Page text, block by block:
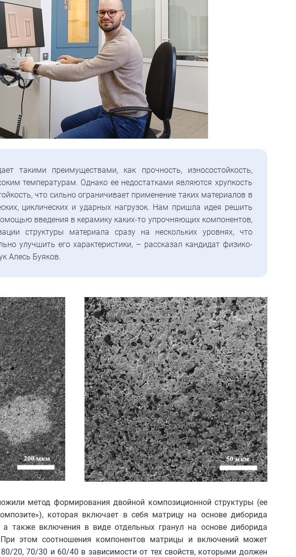
такими преимуществами, как прочность, износостойкость,
температурам. Однако ее недостатками являются хрупкость
что сильно ограничивает применение таких материалов в
циклических и ударных нагрузок. Нам пришла идея решить
введения в керамику каких-то упрочняющих компонентов,
структуры материала сразу на нескольких уровнях, что
улучшить его характеристики, – рассказал кандидат физико-
Алесь Буяков.
метод формирования двойной композиционной структуры (ее
которая включает в себя матрицу на основе диборида
также включения в виде отдельных гранул на основе диборида
этом соотношения компонентов матрицы и включений может
20, 70/30 и 60/40 в зависимости от тех свойств, которыми должен